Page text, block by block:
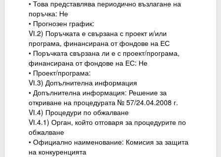
• Това представлява периодично възлагане на
поръчка: Не
• Прогнозен график:
VІ.2) Поръчката е свързана с проект и/или
програма, финансирана от фондове на ЕС
• Поръчката свързана ли е с проект/програма,
финансирана от фондове на ЕС: Не
• Проект/програма:
VІ.3) Допълнителна информация
• Допълнителна информация: Решение за
откриване на процедурата № 57/24.04.2008 г.
VІ.4) Процедури по обжалване
VІ.4.1) Орган, който отговаря за процедурите по
обжалване
• Официално наименование: Комисия за защита
на конкуренцията